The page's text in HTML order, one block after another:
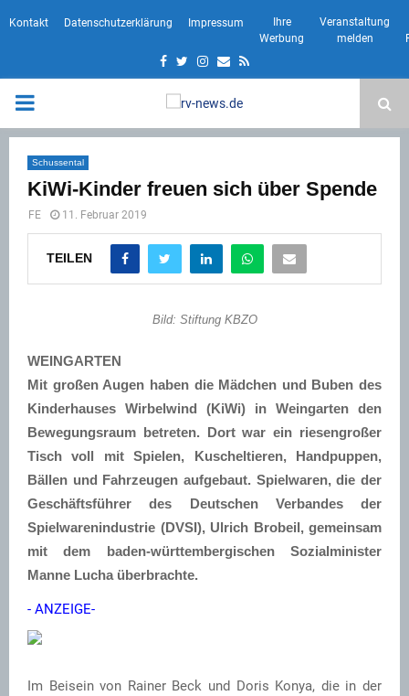
Kontakt Datenschutzerklärung Impressum
Ihre
Werbung
Veranstaltung
melden
Facebook
Twitter
Instagram
EmailRss
PRIMARY
MENU
Schussental
KiWi-Kinder freuen sich über Spende
FE 11. Februar 2019
TEILEN
Bild: Stiftung KBZO
WEINGARTEN
Mit großen Augen haben die Mädchen und Buben des
Kinderhauses Wirbelwind (KiWi) in Weingarten den
Bewegungsraum betreten. Dort war ein riesengroßer
Tisch voll mit Spielen, Kuscheltieren, Handpuppen,
Bällen und Fahrzeugen aufgebaut. Spielwaren, die der
Geschäftsführer des Deutschen Verbandes der
Spielwarenindustrie (DVSI), Ulrich Brobeil, gemeinsam
mit dem baden-württembergischen Sozialminister
Manne Lucha überbrachte.
- ANZEIGE-
Im Beisein von Rainer Beck und Doris Konya, die in der